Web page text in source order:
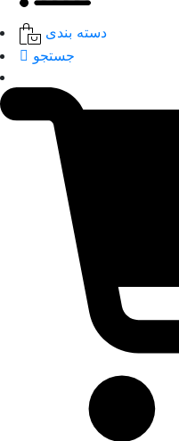
دسته بندی
جستجو